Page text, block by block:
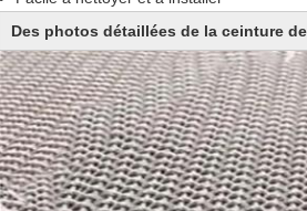
Des photos détaillées de la ceinture